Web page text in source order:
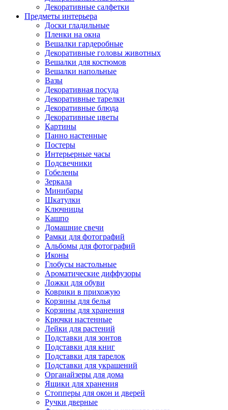
Декоративные салфетки
Предметы интерьера
Доски гладильные
Пленки на окна
Вешалки гардеробные
Декоративные головы животных
Вешалки для костюмов
Вешалки напольные
Вазы
Декоративная посуда
Декоративные тарелки
Декоративные блюда
Декоративные цветы
Картины
Панно настенные
Постеры
Интерьерные часы
Подсвечники
Гобелены
Зеркала
Минибары
Шкатулки
Ключницы
Кашпо
Домашние свечи
Рамки для фотографий
Альбомы для фотографий
Иконы
Глобусы настольные
Ароматические диффузоры
Ложки для обуви
Коврики в прихожую
Корзины для белья
Корзины для хранения
Крючки настенные
Лейки для растений
Подставки для зонтов
Подставки для книг
Подставки для тарелок
Подставки для украшений
Органайзеры для дома
Ящики для хранения
Стопперы для окон и дверей
Ручки дверные